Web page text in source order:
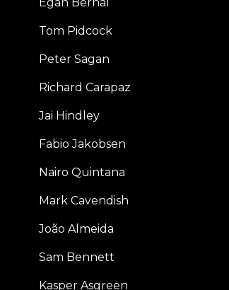
Tom Pidcock
Peter Sagan
Richard Carapaz
Jai Hindley
Fabio Jakobsen
Nairo Quintana
Mark Cavendish
João Almeida
Sam Bennett
Kasper Asgreen